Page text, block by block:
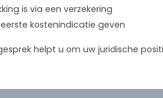
is via een verzekering
kostenindicatie geven
helpt u om uw juridische